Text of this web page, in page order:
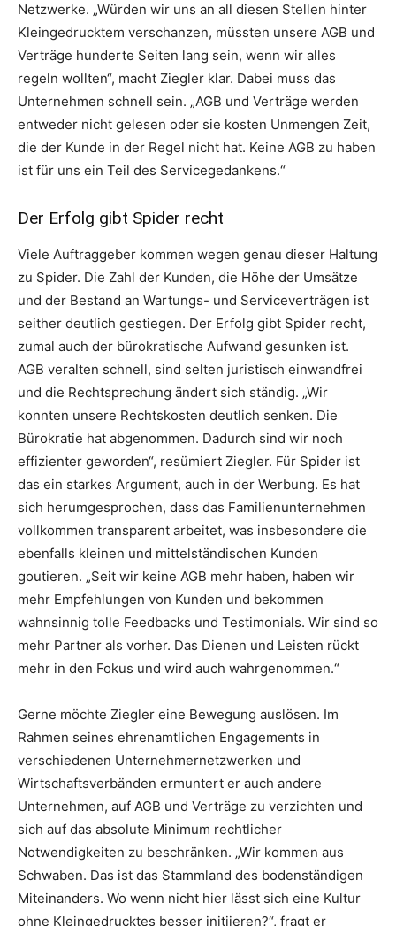
Netzwerke. „Würden wir uns an all diesen Stellen hinter
Kleingedrucktem verschanzen, müssten unsere AGB und
Verträge hunderte Seiten lang sein, wenn wir alles
regeln wollten“, macht Ziegler klar. Dabei muss das
Unternehmen schnell sein. „AGB und Verträge werden
entweder nicht gelesen oder sie kosten Unmengen Zeit,
die der Kunde in der Regel nicht hat. Keine AGB zu haben
ist für uns ein Teil des Servicegedankens.“
Der Erfolg gibt Spider recht
Viele Auftraggeber kommen wegen genau dieser Haltung
zu Spider. Die Zahl der Kunden, die Höhe der Umsätze
und der Bestand an Wartungs- und Serviceverträgen ist
seither deutlich gestiegen. Der Erfolg gibt Spider recht,
zumal auch der bürokratische Aufwand gesunken ist.
AGB veralten schnell, sind selten juristisch einwandfrei
und die Rechtsprechung ändert sich ständig. „Wir
konnten unsere Rechtskosten deutlich senken. Die
Bürokratie hat abgenommen. Dadurch sind wir noch
effizienter geworden“, resümiert Ziegler. Für Spider ist
das ein starkes Argument, auch in der Werbung. Es hat
sich herumgesprochen, dass das Familienunternehmen
vollkommen transparent arbeitet, was insbesondere die
ebenfalls kleinen und mittelständischen Kunden
goutieren. „Seit wir keine AGB mehr haben, haben wir
mehr Empfehlungen von Kunden und bekommen
wahnsinnig tolle Feedbacks und Testimonials. Wir sind so
mehr Partner als vorher. Das Dienen und Leisten rückt
mehr in den Fokus und wird auch wahrgenommen.“
Gerne möchte Ziegler eine Bewegung auslösen. Im
Rahmen seines ehrenamtlichen Engagements in
verschiedenen Unternehmernetzwerken und
Wirtschaftsverbänden ermuntert er auch andere
Unternehmen, auf AGB und Verträge zu verzichten und
sich auf das absolute Minimum rechtlicher
Notwendigkeiten zu beschränken. „Wir kommen aus
Schwaben. Das ist das Stammland des bodenständigen
Miteinanders. Wo wenn nicht hier lässt sich eine Kultur
ohne Kleingedrucktes besser initiieren?“, fragt er